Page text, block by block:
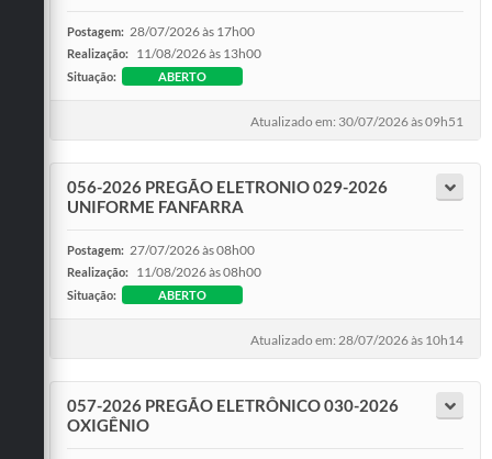
Postagem: 28/07/2026 às 17h00
Realização: 11/08/2026 às 13h00
Situação: ABERTO
Atualizado em: 30/07/2026 às 09h51
056-2026 PREGÃO ELETRONIO 029-2026
UNIFORME FANFARRA
Postagem: 27/07/2026 às 08h00
Realização: 11/08/2026 às 08h00
Situação: ABERTO
Atualizado em: 28/07/2026 às 10h14
057-2026 PREGÃO ELETRÔNICO 030-2026
OXIGÊNIO